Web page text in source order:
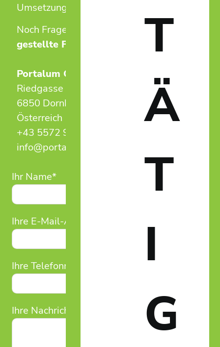
T
Ä
T
I
G
Umsetzung.
Noch Fragen?
gestellte Fragen.
Portalum GmbH
Riedgasse 50
6850 Dornbirn
Österreich
+43 5572 949 525
info@portalum.eu
Ihr Name*
Ihre E-Mail-Adresse*
Ihre Telefonnummer
Ihre Nachricht (optional)